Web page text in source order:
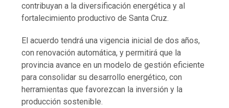
contribuyan a la diversificación energética y al
fortalecimiento productivo de Santa Cruz.
El acuerdo tendrá una vigencia inicial de dos años,
con renovación automática, y permitirá que la
provincia avance en un modelo de gestión eficiente
para consolidar su desarrollo energético, con
herramientas que favorezcan la inversión y la
producción sostenible.